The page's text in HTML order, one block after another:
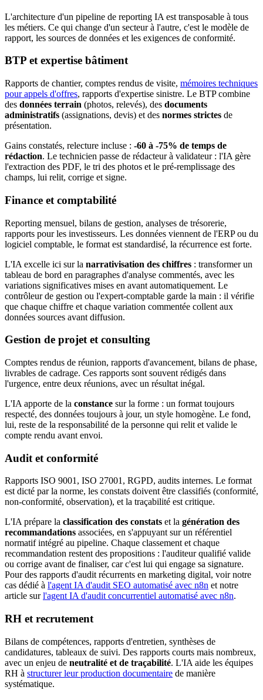
L'architecture d'un pipeline de reporting IA est transposable à tous
les métiers. Ce qui change d'un secteur à l'autre, c'est le modèle de
rapport, les sources de données et les exigences de conformité.
BTP et expertise bâtiment
Rapports de chantier, comptes rendus de visite, mémoires techniques
pour appels d'offres, rapports d'expertise sinistre. Le BTP combine
des données terrain (photos, relevés), des documents
administratifs (assignations, devis) et des normes strictes de
présentation.
Gains constatés, relecture incluse : -60 à -75% de temps de
rédaction. Le technicien passe de rédacteur à validateur : l'IA gère
l'extraction des PDF, le tri des photos et le pré-remplissage des
champs, lui relit, corrige et signe.
Finance et comptabilité
Reporting mensuel, bilans de gestion, analyses de trésorerie,
rapports pour les investisseurs. Les données viennent de l'ERP ou du
logiciel comptable, le format est standardisé, la récurrence est forte.
L'IA excelle ici sur la narrativisation des chiffres : transformer un
tableau de bord en paragraphes d'analyse commentés, avec les
variations significatives mises en avant automatiquement. Le
contrôleur de gestion ou l'expert-comptable garde la main : il vérifie
que chaque chiffre et chaque variation commentée collent aux
données sources avant diffusion.
Gestion de projet et consulting
Comptes rendus de réunion, rapports d'avancement, bilans de phase,
livrables de cadrage. Ces rapports sont souvent rédigés dans
l'urgence, entre deux réunions, avec un résultat inégal.
L'IA apporte de la constance sur la forme : un format toujours
respecté, des données toujours à jour, un style homogène. Le fond,
lui, reste de la responsabilité de la personne qui relit et valide le
compte rendu avant envoi.
Audit et conformité
Rapports ISO 9001, ISO 27001, RGPD, audits internes. Le format
est dicté par la norme, les constats doivent être classifiés (conformité,
non-conformité, observation), et la traçabilité est critique.
L'IA prépare la classification des constats et la génération des
recommandations associées, en s'appuyant sur un référentiel
normatif intégré au pipeline. Chaque classement et chaque
recommandation restent des propositions : l'auditeur qualifié valide
ou corrige avant de finaliser, car c'est lui qui engage sa signature.
Pour des rapports d'audit récurrents en marketing digital, voir notre
cas dédié à l'agent IA d'audit SEO automatisé avec n8n et notre
article surl'agent IA d'audit concurrentiel automatisé avec n8n.
RH et recrutement
Bilans de compétences, rapports d'entretien, synthèses de
candidatures, tableaux de suivi. Des rapports courts mais nombreux,
avec un enjeu de neutralité et de traçabilité. L'IA aide les équipes
RH à structurer leur production documentaire de manière
systématique.